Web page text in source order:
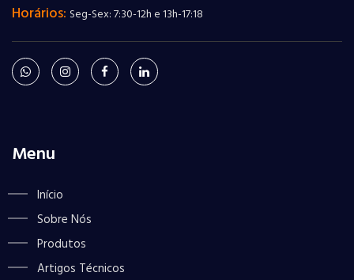
Horários: Seg-Sex: 7:30-12h e 13h-17:18
Menu
Início
Sobre Nós
Produtos
Artigos Técnicos